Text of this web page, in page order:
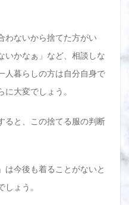
わないから捨てた方がい
いかなぁ」など、相談しな
人暮らしの方は自分自身で
大変でしょう。
ると、この捨てる服の判断
は今後も着ることがないと
ょう。